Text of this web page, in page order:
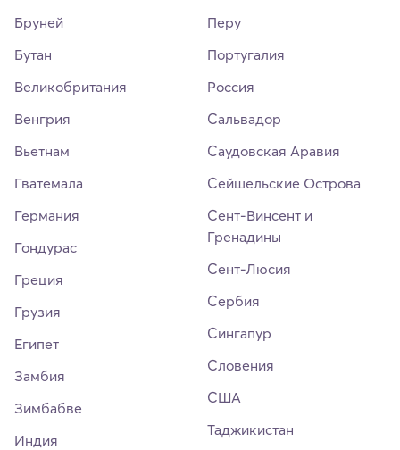
Бруней
Бутан
Великобритания
Венгрия
Вьетнам
Гватемала
Германия
Гондурас
Греция
Грузия
Египет
Замбия
Зимбабве
Индия
Перу
Португалия
Россия
Сальвадор
Саудовская Аравия
Сейшельские Острова
Сент-Винсент и
Гренадины
Сент-Люсия
Сербия
Сингапур
Словения
США
Таджикистан